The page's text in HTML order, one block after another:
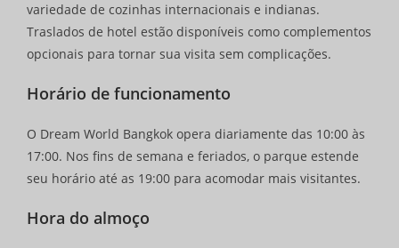
variedade de cozinhas internacionais e indianas.
Traslados de hotel estão disponíveis como complementos
opcionais para tornar sua visita sem complicações.
Horário de funcionamento
O Dream World Bangkok opera diariamente das 10:00 às
17:00. Nos fins de semana e feriados, o parque estende
seu horário até as 19:00 para acomodar mais visitantes.
Hora do almoço